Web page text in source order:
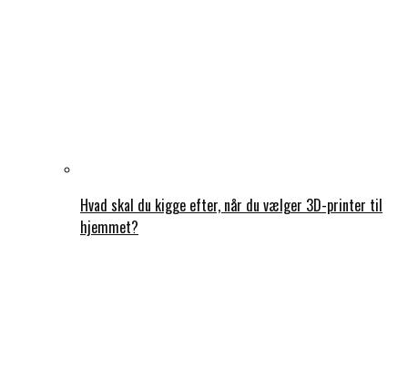
Hvad skal du kigge efter, når du vælger 3D-printer til
hjemmet?